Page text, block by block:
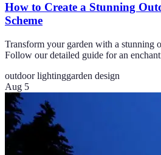
How to Create a Stunning
Scheme
Transform your garden with a stunning
Follow our detailed guide for an
outdoor lightinggarden design
Aug 5